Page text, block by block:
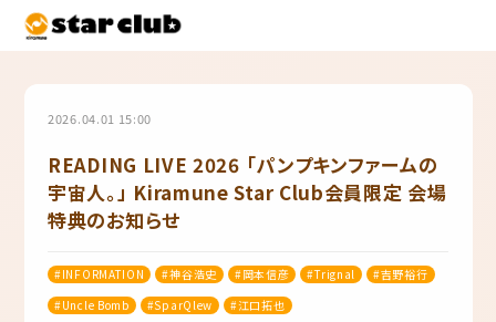
2026.04.01 15:00
READING LIVE 2026 「パンプキンファームの
宇宙人。」 Kiramune Star Club会員限定 会場
特典のお知らせ
#INFORMATION #神谷浩史 #岡本信彦 #Trignal
#吉野裕行
#Uncle Bomb
#SparQlew #江口拓也